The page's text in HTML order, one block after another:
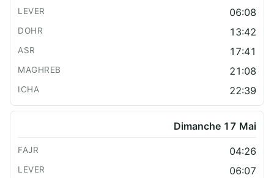
06:08
13:42
17:41
21:08
22:39
Dimanche 17 Mai
04:26
06:07